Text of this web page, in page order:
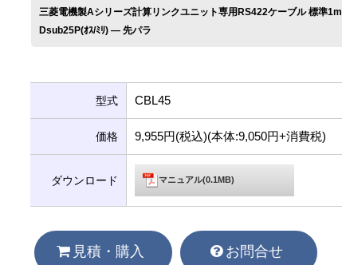
三菱電機製Aシリーズ計算リンクユニット専用RS422ケーブル 標準1m
Dsub25P(ｵｽ/ﾐﾘ) ― 先パラ
型式 CBL45
価格 9,955円(税込)(本体:9,050円+消費税)
ダウンロード マニュアル(0.1MB)
見積・購入 お問合せ